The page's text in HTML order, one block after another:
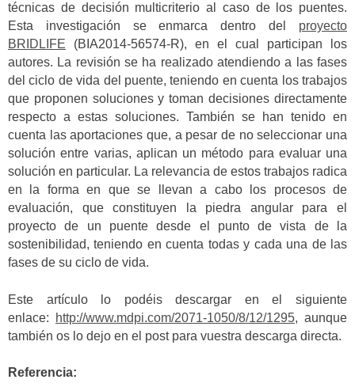
técnicas de decisión multicriterio al caso de los puentes.
Esta investigación se enmarca dentro del proyecto
BRIDLIFE (BIA2014-56574-R), en el cual participan los
autores. La revisión se ha realizado atendiendo a las fases
del ciclo de vida del puente, teniendo en cuenta los trabajos
que proponen soluciones y toman decisiones directamente
respecto a estas soluciones. También se han tenido en
cuenta las aportaciones que, a pesar de no seleccionar una
solución entre varias, aplican un método para evaluar una
solución en particular. La relevancia de estos trabajos radica
en la forma en que se llevan a cabo los procesos de
evaluación, que constituyen la piedra angular para el
proyecto de un puente desde el punto de vista de la
sostenibilidad, teniendo en cuenta todas y cada una de las
fases de su ciclo de vida.
Este artículo lo podéis descargar en el siguiente
enlace:
http://www.mdpi.com/2071-1050/8/12/1295, aunque
también os lo dejo en el post para vuestra descarga directa.
Referencia: